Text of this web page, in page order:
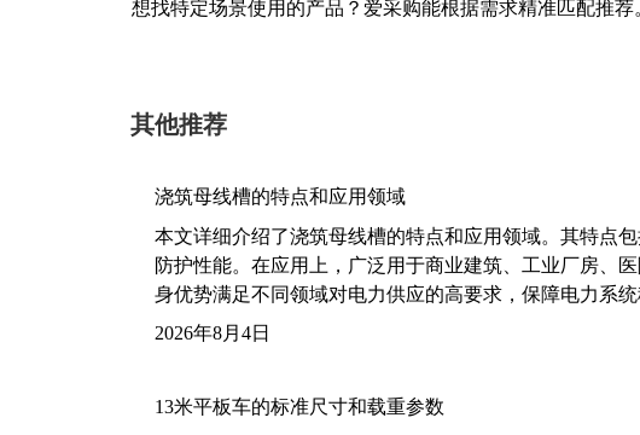
想找特定场景使用的产品？爱采购能根据需求精准匹配推
其他推荐
浇筑母线槽的特点和应用领域
本文详细介绍了浇筑母线槽的特点和应用领域。其特点
防护性能。在应用上，广泛用于商业建筑、工业厂房、
身优势满足不同领域对电力供应的高要求，保障电力系统
2026年8月4日
13米平板车的标准尺寸和载重参数